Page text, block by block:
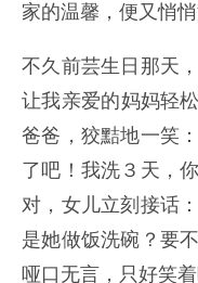
家的温馨，便又悄悄
不久前芸生日那天
让我亲爱的妈妈轻
爸爸，狡黠地一笑
了吧！我洗３天，
对，女儿立刻接话
是她做饭洗碗？要
哑口无言，只好笑